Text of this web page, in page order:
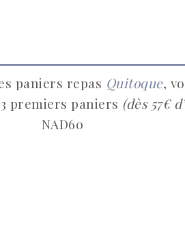
paniers repas Quitoque,
premiers paniers (dès 57€
NAD60